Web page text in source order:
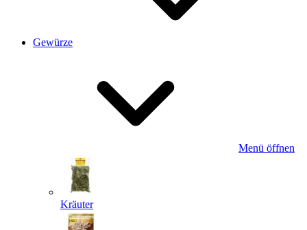
Gewürze
Menü öffnen
Kräuter